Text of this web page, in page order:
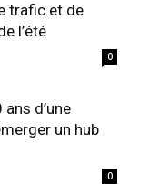
trafic et de
l’été
0
d’une
un hub
0